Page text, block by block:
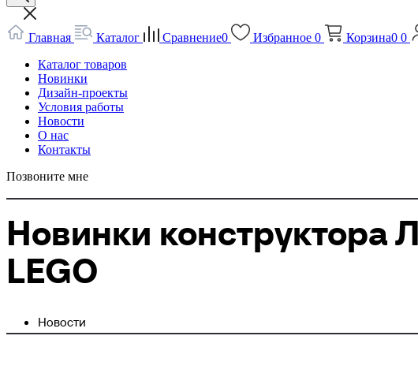
Главная Каталог Сравнение0 Избранное 0 Корзина0 0
Каталог товаров
Новинки
Дизайн-проекты
Условия работы
Новости
О нас
Контакты
Позвоните мне
Новинки конструктора
LEGO
Новости